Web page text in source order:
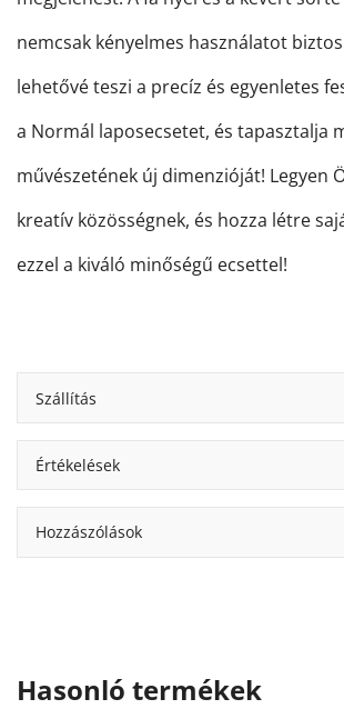
nemcsak kényelmes használatot
lehetővé teszi a precíz és egyenletes
a Normál laposecsetet, és tapasztalja
művészetének új dimenzióját! Legyen
kreatív közösségnek, és hozza létre
ezzel a kiváló minőségű ecsettel!
Szállítás
Értékelések
Hozzászólások
Hasonló termékek